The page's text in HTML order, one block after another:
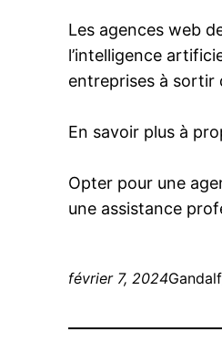
Les agences web
l’intelligence
entreprises à sortir
En savoir plus à
Opter pour une
une assistance
février 7, 2024Gandalf